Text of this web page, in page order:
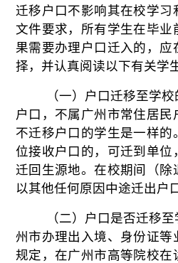
迁移户口不影响其在校学习
文件要求，所有学生在毕业
果需要办理户口迁入的，应
择，并认真阅读以下有关学
（一）
户口迁移至学
户口，不属广州市常住居民
不迁移户口的学生是一样的
位接收户口的，可迁到单位
迁回生源地。在校期间（除
以其他任何原因中途迁出户
（二）
户口是否迁移
州市办理出入境、身份证等
规定，在广州市高等院校在